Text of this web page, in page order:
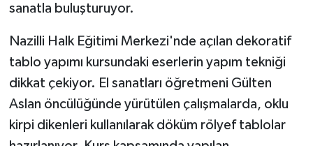
sanatla buluşturuyor.
Nazilli Halk Eğitimi Merkezi'nde açılan dekoratif
tablo yapımı kursundaki eserlerin yapım tekniği
dikkat çekiyor. El sanatları öğretmeni Gülten
Aslan öncülüğünde yürütülen çalışmalarda, oklu
kirpi dikenleri kullanılarak döküm rölyef tablolar
HABERDE İNSAN
İş Dünyası